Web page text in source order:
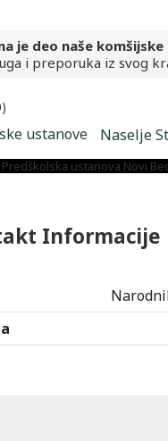
je deo naše komšijske
i preporuka iz svog
ustanove Naselje
Informacije